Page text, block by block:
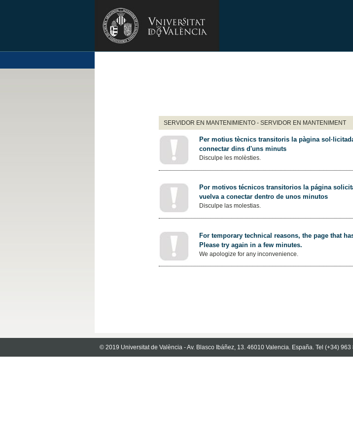
SERVIDOR EN MANTENIMIENTO - SERVIDOR EN MANTENIMENT
Per motius tècnics transitoris la pàgina
connectar dins d'uns minuts
Disculpe les molèsties.
Por motivos técnicos transitorios la página
vuelva a conectar dentro de unos minutos
Disculpe las molestias.
For temporary technical reasons, the page that
Please try again in a few minutes.
We apologize for any inconvenience.
© 2019 Universitat de València - Av. Blasco Ibáñez, 13. 46010 Valencia. España. Tel (+34) 963